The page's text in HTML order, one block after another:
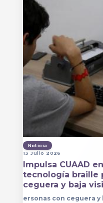
Noticia
13 Julio 2026
Impulsa CUAAD
tecnología braille
ceguera y baja
ersonas con ceguera